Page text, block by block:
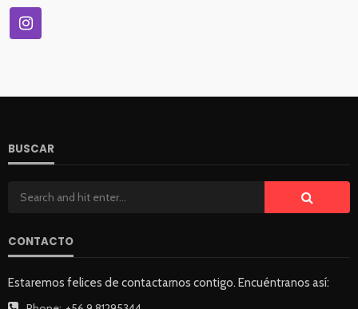
BUSCAR
CONTACTO
Estaremos felices de contactarnos contigo. Encuéntranos así: